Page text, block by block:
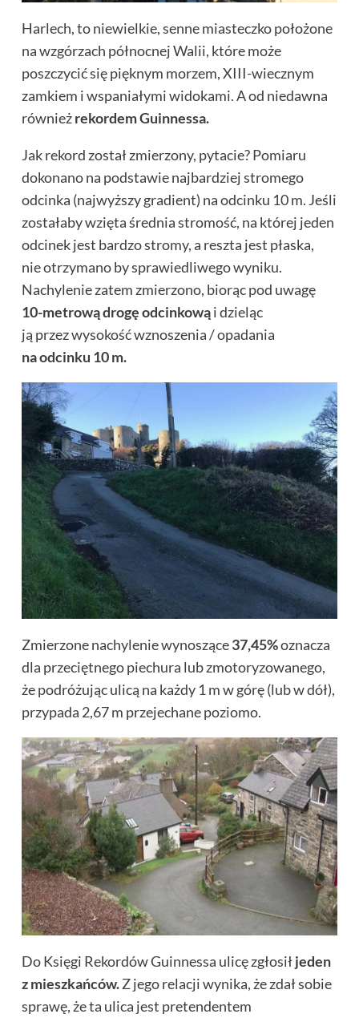
Harlech, to niewielkie, senne miasteczko położone
na wzgórzach północnej Walii, które może
poszczycić się pięknym morzem, XIII-wiecznym
zamkiem i wspaniałymi widokami. A od niedawna
równieżrekordem Guinnessa.
Jak rekord został zmierzony, pytacie? Pomiaru
dokonano na podstawie najbardziej stromego
odcinka (najwyższy gradient) na odcinku 10 m. Jeśli
zostałaby wzięta średnia stromość, na której jeden
odcinek jest bardzo stromy, a reszta jest płaska,
nie otrzymano by sprawiedliwego wyniku.
Nachylenie zatem zmierzono, biorąc pod uwagę
10-metrową drogę odcinkowąi dzieląc
ją przez wysokość wznoszenia / opadania
na odcinku 10 m.
Zmierzone nachylenie wynoszące37,45%oznacza
dla przeciętnego piechura lub zmotoryzowanego,
że podróżując ulicą na każdy 1 m w górę (lub w dół),
przypada 2,67 m przejechane poziomo.
Do Księgi Rekordów Guinnessa ulicę zgłosiłjeden
z mieszkańców.Z jego relacji wynika, że zdał sobie
sprawę, że ta ulica jest pretendentem